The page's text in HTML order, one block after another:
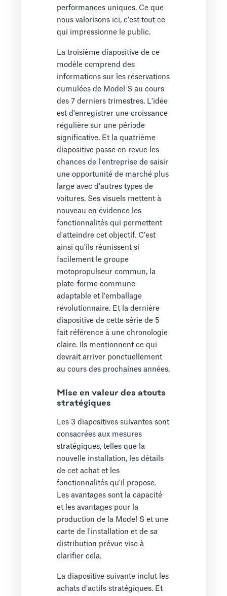
performances uniques. Ce que
nous valorisons ici, c'est tout ce
qui impressionne le public.
La troisième diapositive de ce
modèle comprend des
informations sur les réservations
cumulées de Model S au cours
des 7 derniers trimestres. L'idée
est d'enregistrer une croissance
régulière sur une période
significative. Et la quatrième
diapositive passe en revue les
chances de l'entreprise de saisir
une opportunité de marché plus
large avec d'autres types de
voitures. Ses visuels mettent à
nouveau en évidence les
fonctionnalités qui permettent
d'atteindre cet objectif. C'est
ainsi qu'ils réunissent si
facilement le groupe
motopropulseur commun, la
plate-forme commune
adaptable et l'emballage
révolutionnaire. Et la dernière
diapositive de cette série de 5
fait référence à une chronologie
claire. Ils mentionnent ce qui
devrait arriver ponctuellement
au cours des prochaines années.
Mise en valeur des atouts
stratégiques
Les 3 diapositives suivantes sont
consacrées aux mesures
stratégiques, telles que la
nouvelle installation, les détails
de cet achat et les
fonctionnalités qu'il propose.
Les avantages sont la capacité
et les avantages pour la
production de la Model S et une
carte de l'installation et de sa
distribution prévue vise à
clarifier cela.
La diapositive suivante inclut les
achats d'actifs stratégiques. Et